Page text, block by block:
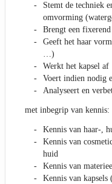
Stemt de techniek
omvorming
Brengt een
Geeft het haar
…)
Werkt het kapsel af
Voert indien nodig
Analyseert en
met inbegrip van kennis:
Kennis van haar-,
Kennis van
huid
Kennis van
Kennis van